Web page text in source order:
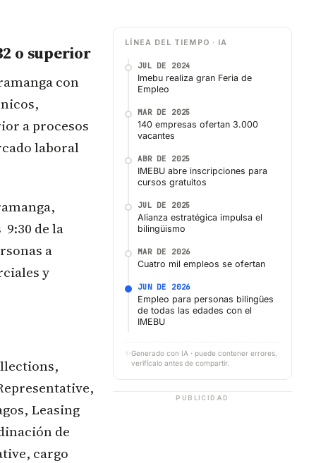
o superior
con
a procesos
laboral
de la
a
y
Leasing
de
cargo
LÍNEA DEL TIEMPO · IA
JUL DE 2024
Imebu realiza gran Feria de
Empleo
MAR DE 2025
140 empresas ofertan 3.000
vacantes
ABR DE 2025
IMEBU abre inscripciones para
cursos gratuitos
JUL DE 2025
Alianza estratégica impulsa el
bilingüismo
MAR DE 2026
Cuatro mil empleos se ofertan
JUN DE 2026
Empleo para personas bilingües
de todas las edades con el
IMEBU
✨ Generado con IA · puede contener errores,
verifícalo antes de compartir.
PUBLICIDAD